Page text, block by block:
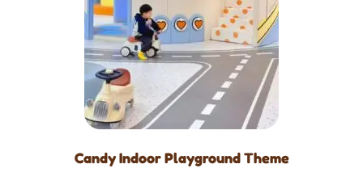
Candy Indoor Playground Theme